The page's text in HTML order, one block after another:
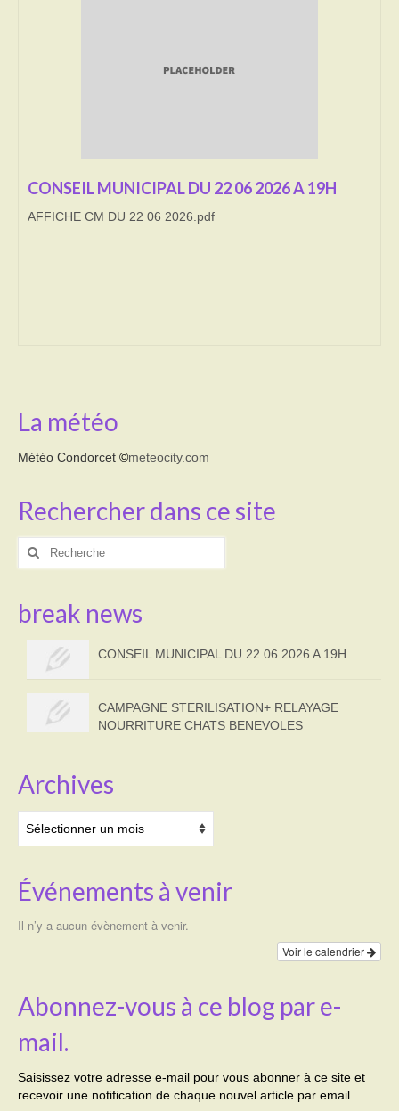
LE BRULAGE DES VEGETAUX
DECHETS VERTS
CONSEIL MUNICIPAL DU 22 06 2026 A 19H
AFFICHE CM DU 22 06 2026.pdf
La météo
Météo Condorcet ©meteocity.com
Rechercher dans ce site
Rechercher
break news
CONSEIL MUNICIPAL DU 22 06 2026 A 19H
CAMPAGNE STERILISATION+ RELAYAGE
NOURRITURE CHATS BENEVOLES
Archives
Événements à venir
Il n’y a aucun évènement à venir.
Voir le calendrier
Abonnez-vous à ce blog par e-
mail.
Saisissez votre adresse e-mail pour vous abonner à ce site et
recevoir une notification de chaque nouvel article par email.